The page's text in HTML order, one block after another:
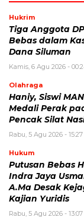
Hukrim
Tiga Anggota
Bebas dalam
Dana Siluman
Kamis, 6 Agu 2026 -
Olahraga
Haniy, Siswi
Medali Perak
Pencak Silat
Rabu, 5 Agu 2026 -
Hukum
Putusan Bebas
Indra Jaya
A.Ma Desak
Kajian Yuridis
Rabu, 5 Agu 2026 -